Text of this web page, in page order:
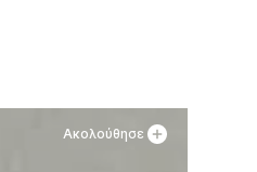
Ακολούθησε